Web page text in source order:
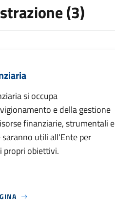
(3)
si occupa
e della gestione
finanziarie, strumentali e
utili all'Ente per
propri obiettivi.